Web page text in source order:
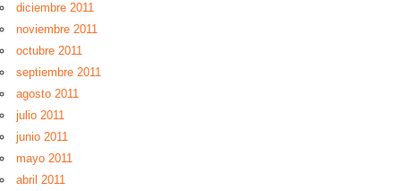
diciembre 2011
noviembre 2011
octubre 2011
septiembre 2011
agosto 2011
julio 2011
junio 2011
mayo 2011
abril 2011